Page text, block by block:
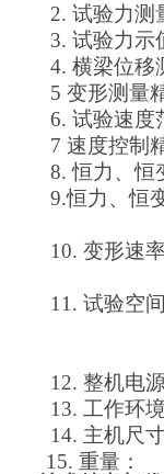
2. 试验
3. 试验力
4. 横梁位
5 变形
6. 试验
7 速度
8.恒力、恒
9.恒力、恒
10. 变形速
11. 试
12. 整机
13. 工作
14. 主
15. 重